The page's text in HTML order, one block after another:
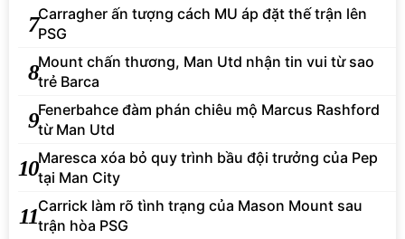
7Carragher ấn tượng cách MU áp đặt thế trận lên
PSG
8Mount chấn thương, Man Utd nhận tin vui từ sao
trẻ Barca
9Fenerbahce đàm phán chiêu mộ Marcus Rashford
từ Man Utd
10Maresca xóa bỏ quy trình bầu đội trưởng của Pep
tại Man City
11Carrick làm rõ tình trạng của Mason Mount sau
trận hòa PSG